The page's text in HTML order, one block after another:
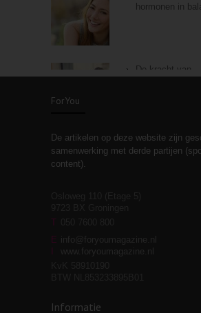
hormonen in
De kracht van
Stiefouderschap
relaties
moeite!
ForYou
De artikelen op deze website zijn
samenwerking met derde partijen
content).
T
E info@foryoumagazine.nl
www.foryoumagazine.nl
Informatie